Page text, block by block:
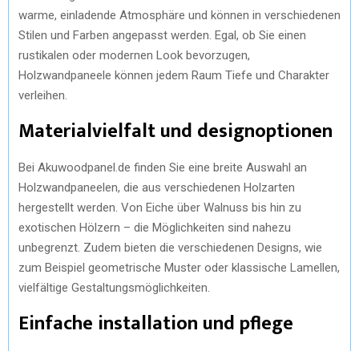
warme, einladende Atmosphäre und können in verschiedenen
Stilen und Farben angepasst werden. Egal, ob Sie einen
rustikalen oder modernen Look bevorzugen,
Holzwandpaneele können jedem Raum Tiefe und Charakter
verleihen.
Materialvielfalt und designoptionen
Bei Akuwoodpanel.de finden Sie eine breite Auswahl an
Holzwandpaneelen, die aus verschiedenen Holzarten
hergestellt werden. Von Eiche über Walnuss bis hin zu
exotischen Hölzern – die Möglichkeiten sind nahezu
unbegrenzt. Zudem bieten die verschiedenen Designs, wie
zum Beispiel geometrische Muster oder klassische Lamellen,
vielfältige Gestaltungsmöglichkeiten.
Einfache installation und pflege